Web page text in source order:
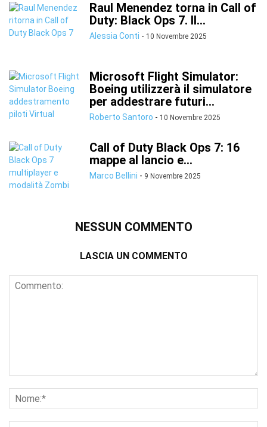
Raul Menendez torna in Call of
Duty: Black Ops 7. Il...
Alessia Conti - 10 Novembre 2025
Microsoft Flight Simulator:
Boeing utilizzerà il simulatore
per addestrare futuri...
Roberto Santoro - 10 Novembre 2025
Call of Duty Black Ops 7: 16
mappe al lancio e...
Marco Bellini - 9 Novembre 2025
NESSUN COMMENTO
LASCIA UN COMMENTO